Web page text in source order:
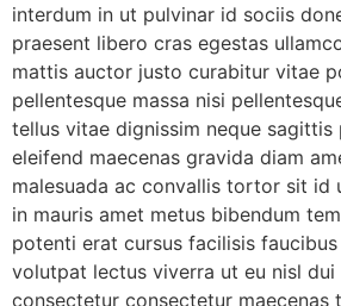
interdum in ut pulvinar id sociis
praesent libero cras egestas
mattis auctor justo curabitur vitae
pellentesque massa nisi
tellus vitae dignissim neque sagittis
eleifend maecenas gravida diam
malesuada ac convallis tortor sit id
in mauris amet metus bibendum
potenti erat cursus facilisis
volutpat lectus viverra ut eu nisl
consectetur consectetur maecenas